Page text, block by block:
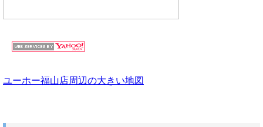
ユーホー福山店周辺の大きい地図